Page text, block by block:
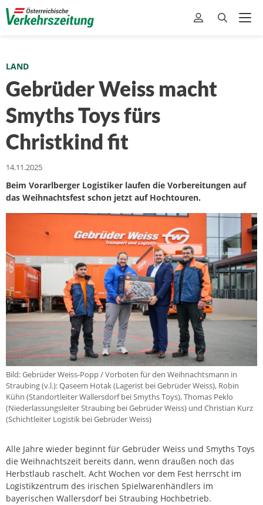
LAND
Gebrüder Weiss macht
Smyths Toys fürs
Christkind fit
14.11.2025
Beim Vorarlberger Logistiker laufen die Vorbereitungen auf
das Weihnachtsfest schon jetzt auf Hochtouren.
Bild: Gebrüder Weiss-Popp / Vorboten für den Weihnachtsmann in
Straubing (v.l.): Qaseem Hotak (Lagerist bei Gebrüder Weiss), Robin
Kühn (Standortleiter Wallersdorf bei Smyths Toys), Thomas Peklo
(Niederlassungsleiter Straubing bei Gebrüder Weiss) und Christian Kurz
(Schichtleiter Logistik bei Gebrüder Weiss)
Alle Jahre wieder beginnt für Gebrüder Weiss und Smyths Toys
die Weihnachtszeit bereits dann, wenn draußen noch das
Herbstlaub raschelt. Acht Wochen vor dem Fest herrscht im
Logistikzentrum des irischen Spielwarenhändlers im
bayerischen Wallersdorf bei Straubing Hochbetrieb.